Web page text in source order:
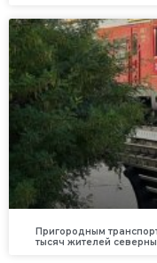
Пригородным
тысяч жителей